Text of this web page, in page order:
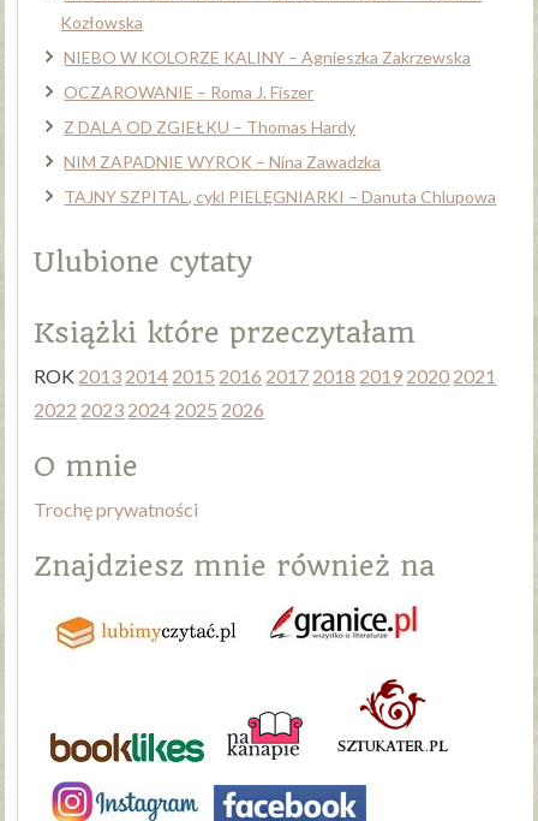
Kozłowska
NIEBO W KOLORZE KALINY – Agnieszka Zakrzewska
OCZAROWANIE – Roma J. Fiszer
Z DALA OD ZGIEŁKU – Thomas Hardy
NIM ZAPADNIE WYROK – Nina Zawadzka
TAJNY SZPITAL, cykl PIELĘGNIARKI – Danuta Chlupowa
Ulubione cytaty
Książki które przeczytałam
ROK 2013 2014 2015 2016 2017 2018 2019 2020 2021
2022 2023 2024 2025 2026
O mnie
Trochę prywatności
Znajdziesz mnie również na